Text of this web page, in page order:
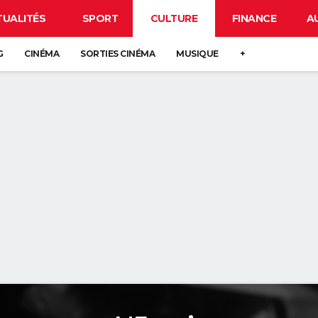
SPORT CULTURE FINANCE
CINÉMA SORTIES CINÉMA MUSIQUE +